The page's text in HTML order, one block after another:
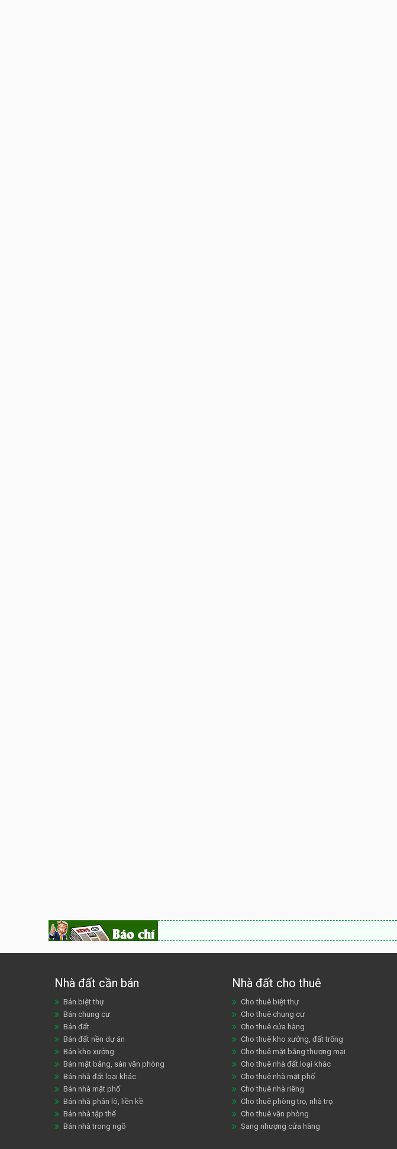
Nhà đất cần bán
Bán biệt thự
Bán chung cư
Bán đất
Bán đất nền dự án
Bán kho xưởng
Bán mặt bằng, sàn văn phòng
Bán nhà đất loại khác
Bán nhà mặt phố
Bán nhà phân lô, liền kề
Bán nhà tập thể
Bán nhà trong ngõ
Nhà đất cho thuê
Cho thuê biệt thự
Cho thuê chung cư
Cho thuê cửa hàng
Cho thuê kho xưởng, đất trống
Cho thuê mặt bằng thương mại
Cho thuê nhà đất loại khác
Cho thuê nhà mặt phố
Cho thuê nhà riêng
Cho thuê phòng trọ, nhà trọ
Cho thuê văn phòng
Sang nhượng cửa hàng